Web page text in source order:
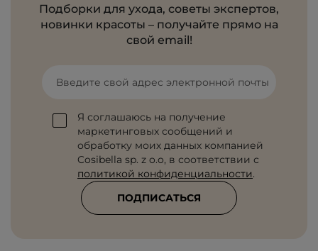
Подборки для ухода, советы экспертов,
новинки красоты – получайте прямо на
свой email!
Введите свой адрес электронной почты
Я соглашаюсь на получение
маркетинговых сообщений и
обработку моих данных компанией
Cosibella sp. z o.o, в соответствии с
политикой конфиденциальности.
ПОДПИСАТЬСЯ